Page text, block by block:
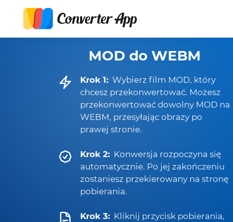
MOD do WEBM
Krok 1: Wybierz film MOD, który
chcesz przekonwertować. Możesz
przekonwertować dowolny MOD na
WEBM, przesyłając obrazy po
prawej stronie.
Krok 2: Konwersja rozpoczyna się
automatycznie. Po jej zakończeniu
zostaniesz przekierowany na stronę
pobierania.
Krok 3: Kliknij przycisk pobierania,